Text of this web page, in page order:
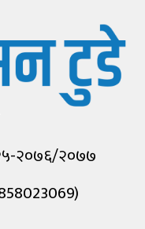
२०७६/२०७७